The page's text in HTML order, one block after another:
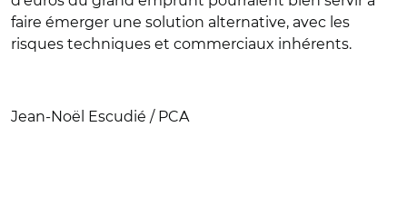
faire émerger une solution alternative, avec les
risques techniques et commerciaux inhérents.
Jean-Noël Escudié / PCA